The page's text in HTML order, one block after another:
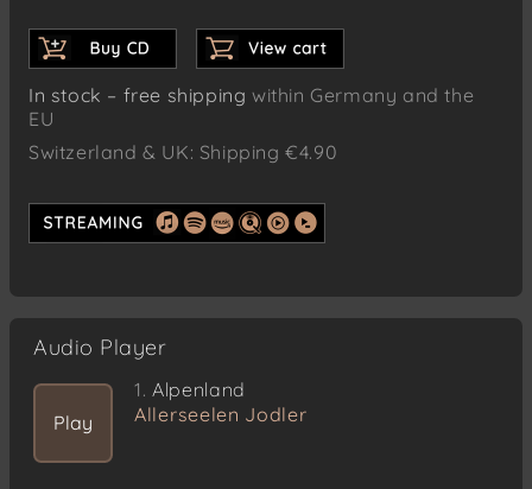
In stock – free shippingwithin Germany and the
EU
Switzerland & UK: Shipping €4.90
Audio Player
Play
1. Alpenland
Allerseelen Jodler